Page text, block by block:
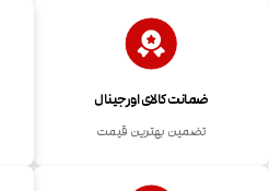
ضمانت کالای اورجینال
تضمین بهترین قیمت